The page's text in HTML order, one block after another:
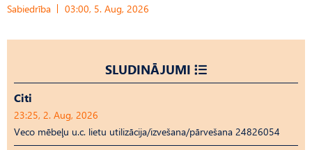
Sabiedrība 03:00, 5. Aug, 2026
SLUDINĀJUMI
Citi
23:25, 2. Aug, 2026
Veco mēbeļu u.c. lietu utilizācija/izvešana/pārvešana 24826054